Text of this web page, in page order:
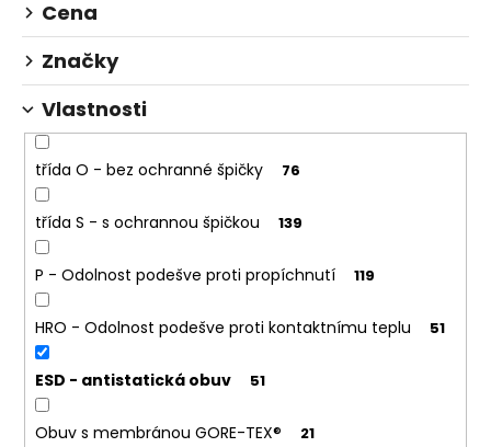
ů Cena
Značky
Vlastnosti
třída O - bez ochranné špičky 76
třída S - s ochrannou špičkou 139
P - Odolnost podešve proti propíchnutí 119
HRO - Odolnost podešve proti kontaktnímu teplu 51
ESD - antistatická obuv 51
Obuv s membránou GORE-TEX® 21
D
o
p
o
r
u
m
BAMBUSOVÉ
PONOŽKY
195
Kč